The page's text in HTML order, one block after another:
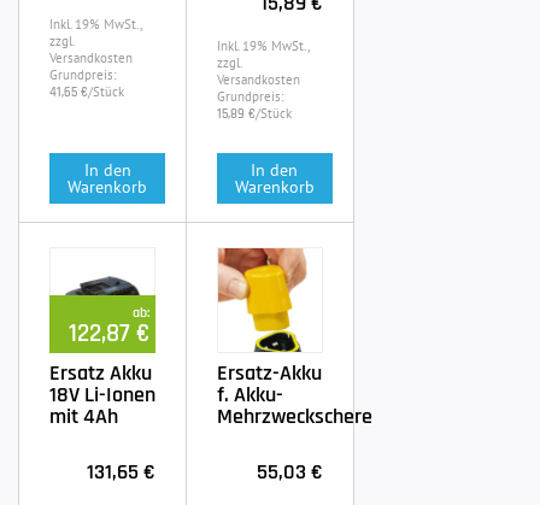
Inkl. 19% MwSt.,
zzgl.
Versandkosten
Grundpreis:
41,65 €/Stück
In den
Warenkorb
Inkl. 19% MwSt.,
zzgl.
Versandkosten
Grundpreis:
15,89 €/Stück
In den
Warenkorb
ab:
122,87 €
Ersatz Akku
18V Li-Ionen
mit 4Ah
131,65 €
Ersatz-Akku
f. Akku-
Mehrzweckschere
55,03 €